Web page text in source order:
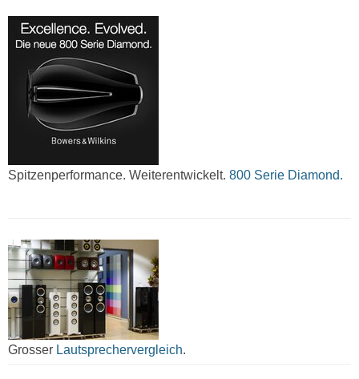
Spitzenperformance. Weiterentwickelt. 800 Serie Diamond.
Grosser Lautsprechervergleich.